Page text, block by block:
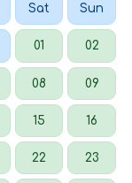
Sat Sun
01 02
08 09
15 16
22 23